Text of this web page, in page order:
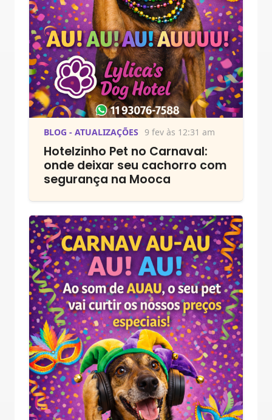
BLOG - ATUALIZAÇÕES 9 fev às 12:31 am
Hotelzinho Pet no Carnaval:
onde deixar seu cachorro com
segurança na Mooca